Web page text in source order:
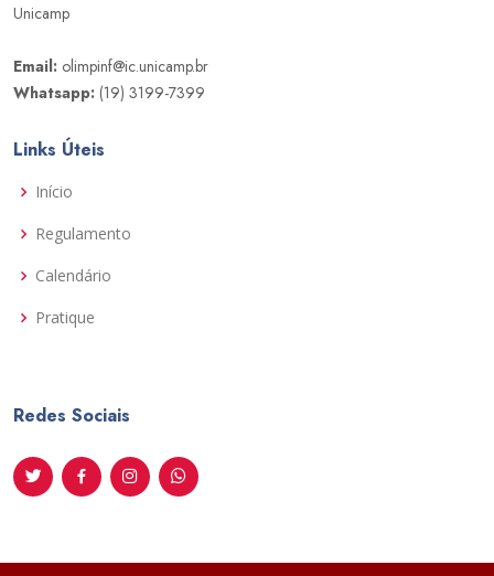
Unicamp
Email: olimpinf@ic.unicamp.br
Whatsapp: (19) 3199-7399
Links Úteis
Início
Regulamento
Calendário
Pratique
Redes Sociais